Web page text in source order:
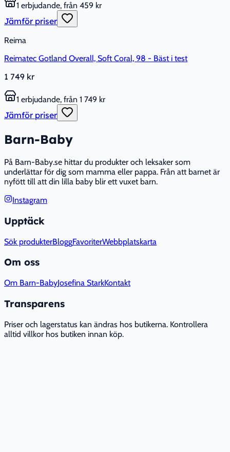
1 erbjudande, från 459 kr
Jämför priser
Reima
Reimatec Gotland Overall, Soft Coral, 98 - Bäst i test
1 749 kr
1 erbjudande, från 1 749 kr
Jämför priser
Barn-Baby
På Barn-Baby.se hittar du produkter och leksaker som
underlättar för dig som mamma eller pappa. Från att barnet är
nyfött till att din lilla baby blir ett vuxet barn.
Instagram
Upptäck
Sök produkterBloggFavoriterWebbplatskarta
Om oss
Om Barn-BabyJosefina StarkKontakt
Transparens
Priser och lagerstatus kan ändras hos butikerna. Kontrollera
alltid villkor hos butiken innan köp.